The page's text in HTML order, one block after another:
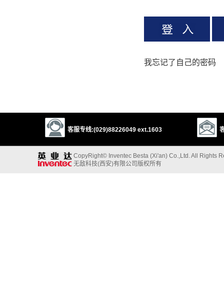
我忘记了自己的密码
客服专线:(029)88226049 ext.1603
CopyRight© Inventec Besta (Xi'an) Co.,Ltd. All Rights
无敌科技(西安)有限公司版权所有